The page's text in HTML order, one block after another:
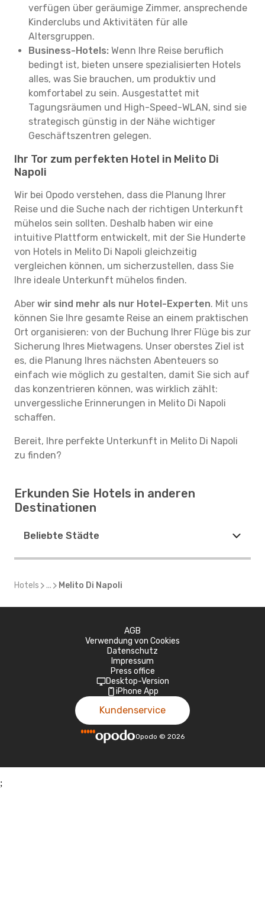
verfügen über geräumige Zimmer, ansprechende
Kinderclubs und Aktivitäten für alle
Altersgruppen.
Business-Hotels: Wenn Ihre Reise beruflich
bedingt ist, bieten unsere spezialisierten Hotels
alles, was Sie brauchen, um produktiv und
komfortabel zu sein. Ausgestattet mit
Tagungsräumen und High-Speed-WLAN, sind sie
strategisch günstig in der Nähe wichtiger
Geschäftszentren gelegen.
Ihr Tor zum perfekten Hotel in Melito Di
Napoli
Wir bei Opodo verstehen, dass die Planung Ihrer
Reise und die Suche nach der richtigen Unterkunft
mühelos sein sollten. Deshalb haben wir eine
intuitive Plattform entwickelt, mit der Sie Hunderte
von Hotels in Melito Di Napoli gleichzeitig
vergleichen können, um sicherzustellen, dass Sie
Ihre ideale Unterkunft mühelos finden.
Aber wir sind mehr als nur Hotel-Experten. Mit uns
können Sie Ihre gesamte Reise an einem praktischen
Ort organisieren: von der Buchung Ihrer Flüge bis zur
Sicherung Ihres Mietwagens. Unser oberstes Ziel ist
es, die Planung Ihres nächsten Abenteuers so
einfach wie möglich zu gestalten, damit Sie sich auf
das konzentrieren können, was wirklich zählt:
unvergessliche Erinnerungen in Melito Di Napoli
schaffen.
Bereit, Ihre perfekte Unterkunft in Melito Di Napoli
zu finden?
Erkunden Sie Hotels in anderen
Destinationen
Beliebte Städte
Hotels ... Melito Di Napoli
AGB
Verwendung von Cookies
Datenschutz
Impressum
Press office
Desktop-Version
iPhone App
Kundenservice
Opodo © 2026
;